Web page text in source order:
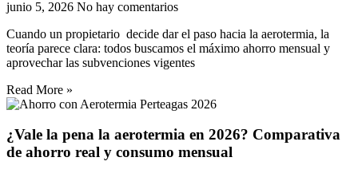
junio 5, 2026 No hay comentarios
Cuando un propietario decide dar el paso hacia la aerotermia, la
teoría parece clara: todos buscamos el máximo ahorro mensual y
aprovechar las subvenciones vigentes
Read More »
¿Vale la pena la aerotermia en 2026? Comparativa
de ahorro real y consumo mensual